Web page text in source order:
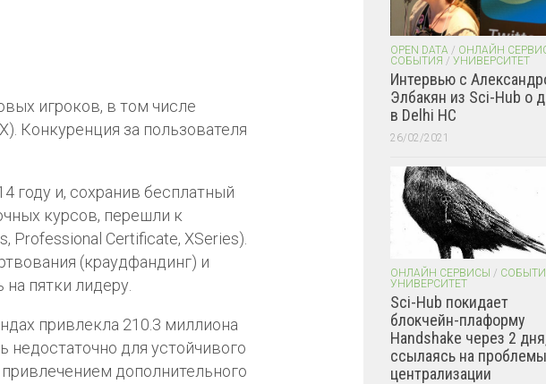
игроков, в том числе
Конкуренция за пользователя
году и, сохранив бесплатный
курсов, перешли к
Certificate, XSeries).
(краудфандинг) и
на пятки лидеру.
привлекла 210.3 миллиона
недостаточно для устойчивого
дополнительного
OPEN DATA / ОНЛАЙН
СОБЫТИЯ / УНИВЕРСИТЕТ
Интервью с
Элбакян из Sci-Hub о
в Delhi HC
26/02/2021
ОНЛАЙН СЕРВИСЫ /
УНИВЕРСИТЕТ
Sci-Hub покидает
блокчейн-плаформу
Handshake через 2
ссылаясь на проблемы
централизации